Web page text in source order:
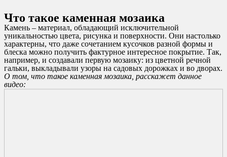
Что такое каменная мозаика
Камень – материал, обладающий исключительной
уникальностью цвета, рисунка и поверхности. Они настолько
характерны, что даже сочетанием кусочков разной формы и
блеска можно получить фактурное интересное покрытие. Так,
например, и создавали первую мозаику: из цветной речной
гальки, выкладывали узоры на садовых дорожках и во дворах.
О том, что такое каменная мозаика, расскажет данное
видео: